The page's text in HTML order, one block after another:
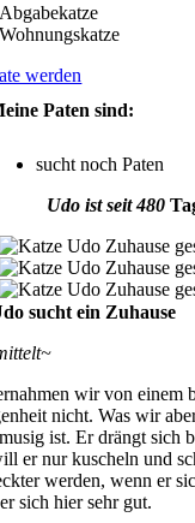
Abgabekatze
Wohnungskatze
werden
Paten sind:
sucht noch Paten
Udo ist seit 480
sucht ein Zuhause
wir von einem
nicht. Was wir
ist. Er drängt sich
er nur kuscheln und
werden, wenn er
sich hier sehr gut.